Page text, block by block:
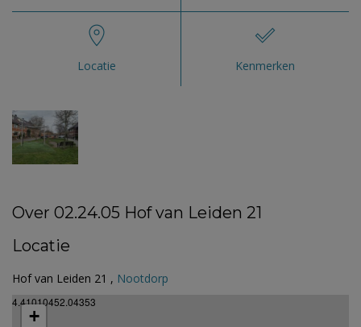
Locatie Kenmerken
Over 02.24.05 Hof van Leiden 21
Locatie
Hof van Leiden 21 , Nootdorp
4.41010452.04353
+